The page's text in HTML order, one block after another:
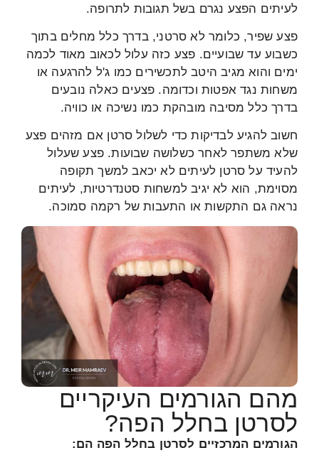
לעיתים הפצע נגרם בשל תגובות לתרופה.
פצע שפיר, כלומר לא סרטני, בדרך כלל מחלים בתוך
כשבוע עד שבועיים. פצע כזה עלול לכאוב מאוד לכמה
ימים והוא מגיב היטב לתכשירים כמו ג'ל להרגעה או
משחות נגד אפטות וכדומה. פצעים כאלה נובעים
בדרך כלל מסיבה מובהקת כמו נשיכה או כוויה.
חשוב להגיע לבדיקות כדי לשלול סרטן אם מזהים פצע
שלא משתפר לאחר כשלושה שבועות. פצע שעלול
להעיד על סרטן לעיתים לא יכאב למשך תקופה
מסוימת, הוא לא יגיב למשחות סטנדרטיות, לעיתים
נראה גם התקשות או התעבות של רקמה סמוכה.
מהם הגורמים העיקריים
לסרטן בחלל הפה?
הגורמים המרכזיים לסרטן בחלל הפה הם: